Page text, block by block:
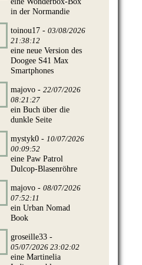
in der Normandie
toinou17 - 03/08/2026
21:38:12
eine neue Version des
Doogee S41 Max
Smartphones
majovo - 22/07/2026
08:21:27
ein Buch über die
dunkle Seite
mystyk0 - 10/07/2026
00:09:52
eine Paw Patrol
Dulcop-Blasenröhre
majovo - 08/07/2026
07:52:11
ein Urban Nomad
Book
groseille33 -
05/07/2026 23:02:02
eine Martinelia